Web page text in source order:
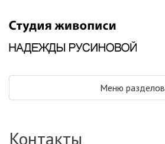
Меню разделов
Контакты